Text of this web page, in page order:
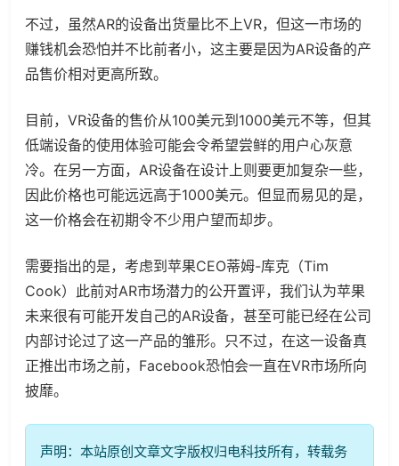
不过，虽然AR的设备出货量比不上VR，但这一市场的
赚钱机会恐怕并不比前者小，这主要是因为AR设备的产
品售价相对更高所致。
目前，VR设备的售价从100美元到1000美元不等，但其
低端设备的使用体验可能会令希望尝鲜的用户心灰意
冷。在另一方面，AR设备在设计上则要更加复杂一些，
因此价格也可能远远高于1000美元。但显而易见的是，
这一价格会在初期令不少用户望而却步。
需要指出的是，考虑到苹果CEO蒂姆-库克（Tim
Cook）此前对AR市场潜力的公开置评，我们认为苹果
未来很有可能开发自己的AR设备，甚至可能已经在公司
内部讨论过了这一产品的雏形。只不过，在这一设备真
正推出市场之前，Facebook恐怕会一直在VR市场所向
披靡。
声明：本站原创文章文字版权归电科技所有，转载务